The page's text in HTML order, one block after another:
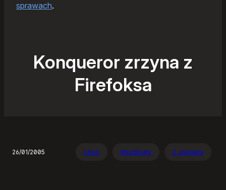
sprawach.
Konqueror zrzyna z
Firefoksa
26/01/2005 Linux Mozillowe Z Joggera